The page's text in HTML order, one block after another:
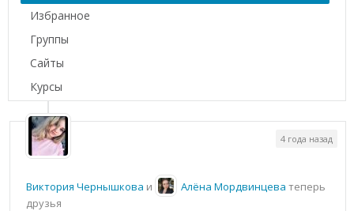
Избранное
Группы
Сайты
Курсы
Виктория Чернышкова и Алёна Мордвинцева теперь
друзья
4 года назад